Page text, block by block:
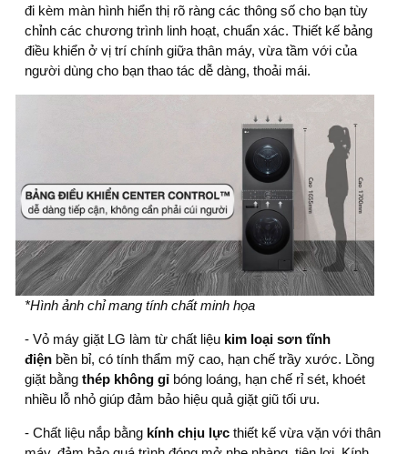
đi kèm màn hình hiển thị rõ ràng các thông số cho bạn tùy
chỉnh các chương trình linh hoạt, chuẩn xác. Thiết kế bảng
điều khiển ở vị trí chính giữa thân máy, vừa tầm với của
người dùng cho bạn thao tác dễ dàng, thoải mái.
*Hình ảnh chỉ mang tính chất minh họa
- Vỏ máy giặt LG làm từ chất liệu kim loại sơn tĩnh
điện bền bỉ, có tính thẩm mỹ cao, hạn chế trầy xước. Lồng
giặt bằng thép không gỉ bóng loáng, hạn chế rỉ sét, khoét
nhiều lỗ nhỏ giúp đảm bảo hiệu quả giặt giũ tối ưu.
- Chất liệu nắp bằng kính chịu lực thiết kế vừa vặn với thân